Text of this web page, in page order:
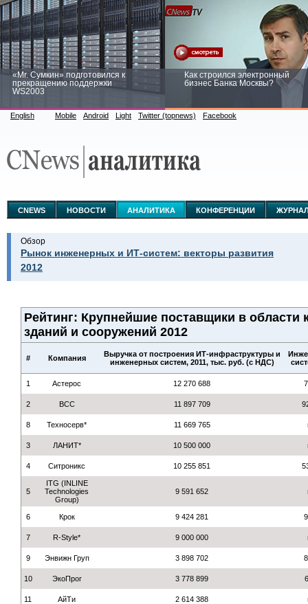
«Mr. Сумкин» подготовился к
прекращению поддержки
WS2003
Как строился электронный
бизнес Банка Москвы?
аналитике
English Mobile Android Light Twitter (topnews) Facebook
CNEWS НОВОСТИ АНАЛИТИКА КОНФЕРЕНЦИИ
Обзор
Рынок инженерных и ИТ-систем: векторы развития
2012
Рейтинг: Крупнейшие поставщики в
зданий и сооружений 2012
# Компания
Выручка от построения ИТ-инфраструктуры и
инженерных систем, 2011, тыс. руб. (с НДС)
1 Астерос 12 270 688
2 BCC 11 897 709
8 Техносерв* 11 669 765
3 ЛАНИТ* 10 500 000
4 Ситроникс 10 255 851
5
ITG (INLINE
Technologies
Group)
9 591 652
6 Крок 9 424 281
7 R-Style* 9 000 000
9 Энвижн Груп 3 898 702
10 ЭкоПрог 3 778 899
11 АйТи 2 614 388